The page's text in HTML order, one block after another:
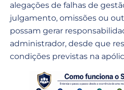
alegações de falhas de
julgamento, omissões ou
possam gerar
administrador, desde que
condições previstas na